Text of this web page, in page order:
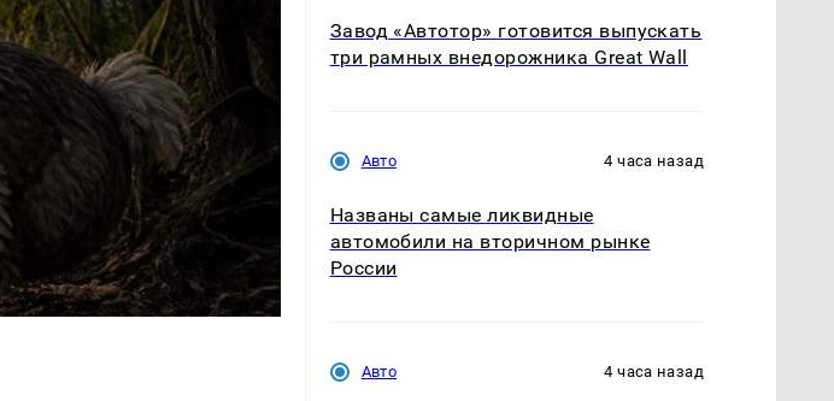
Завод «Автотор» готовится выпускать
три рамных внедорожника Great Wall
Авто 4 часа назад
Названы самые ликвидные
автомобили на вторичном рынке
России
Авто 4 часа назад